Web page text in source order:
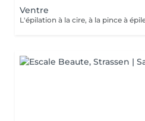
Ventre